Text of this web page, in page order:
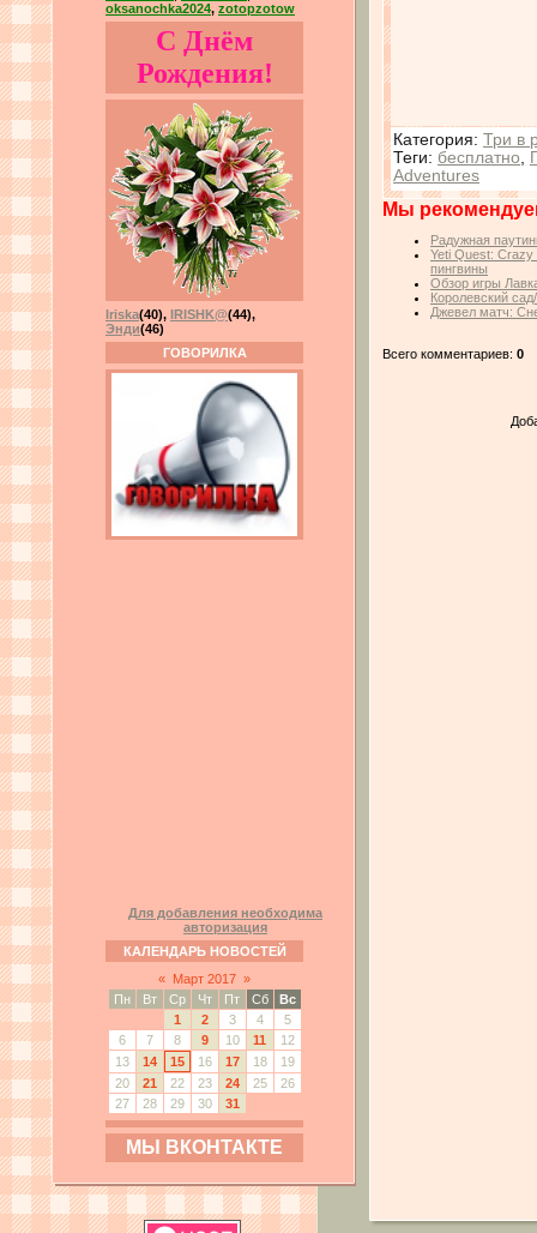
oksanochka2024, zotopzotow
С Днём
Рождения!
Iriska(40), IRISHK@(44),
Энди(46)
ГОВОРИЛКА
Для добавления необходима
авторизация
КАЛЕНДАРЬ НОВОСТЕЙ
« Март 2017 »
Пн
Вт Ср Чт Пт Сб
Вс
1
2 3 4
5
6
7 8 9 10 11
12
13
14 15 16 17 18
19
20
21 22 23 24 25
26
27
28 29 30 31
МЫ ВКОНТАКТЕ
Категория: Три в
Теги: бесплатно
Adventures
Мы
Радужная
Yeti Quest:
пингвины
Обзор игры
Королевский
Джевел матч:
Всего комментариев: 0